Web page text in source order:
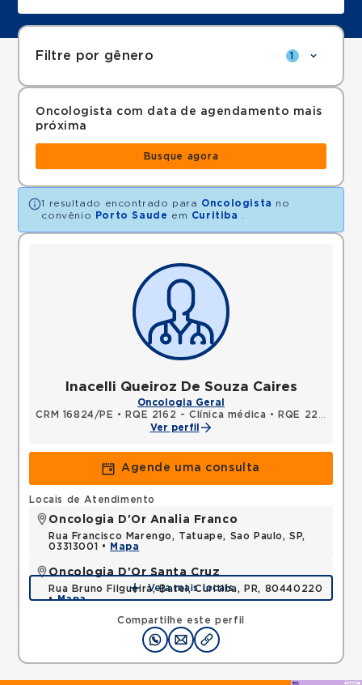
Filtre por gênero 1
Oncologista com data de agendamento mais
próxima
Busque agora
1 resultado encontrado para Oncologista no
convênio
Porto Saude em Curitiba
Inacelli Queiroz De Souza Caires
Oncologia Geral
CRM 16824/PE • RQE 2162 - Clínica médica •
RQE 2207 - Oncologia clínica
Ver perfil
Agende uma consulta
Compartilhe este perfil
Locais de Atendimento
Oncologia D'Or Analia Franco
Rua Francisco Marengo, Tatuape, Sao Paulo, SP,
03313001 •
Mapa
Oncologia D'Or Santa Cruz
Rua Bruno Filgueira, Batel, Curitiba, PR, 80440220
•Mapa
Veja mais locais